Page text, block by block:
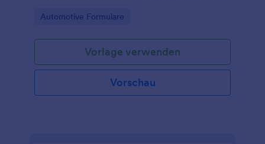
Abläufe rund um Reparaturaufträge koordinieren
Go to Category:
Automotive Formulare
Vorlage verwenden
Vorschau